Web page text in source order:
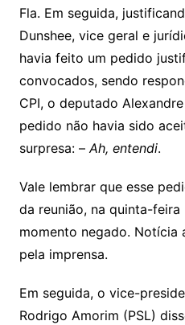
Fla. Em seguida,
Dunshee, vice geral e
havia feito um pedido
convocados, sendo
CPI, o deputado
pedido não havia sido
surpresa: –Ah, entendi.
Vale lembrar que esse
da reunião, na quinta-
momento negado. Notícia
pela imprensa.
Em seguida, o vice-
Rodrigo Amorim (PSL)